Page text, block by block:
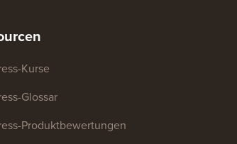
Kurse
Glossar
Produktbewertungen